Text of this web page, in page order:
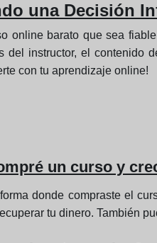
una Decisión
online barato que sea
del instructor, el contenido
con tu aprendizaje online!
un curso y
donde compraste el
tu dinero. También